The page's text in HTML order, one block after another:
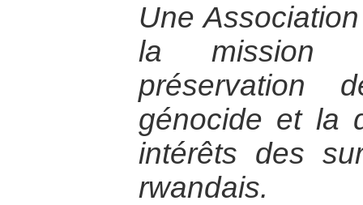
Une
la mission
préservation
génocide et la
intérêts des
rwandais.